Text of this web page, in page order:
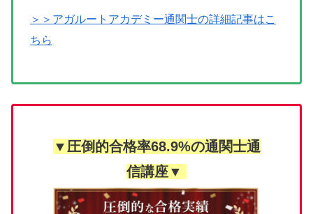
＞＞アガルートアカデミー通関士の詳細記事はこ
ちら
▼圧倒的合格率68.9%の通関士通
信講座▼